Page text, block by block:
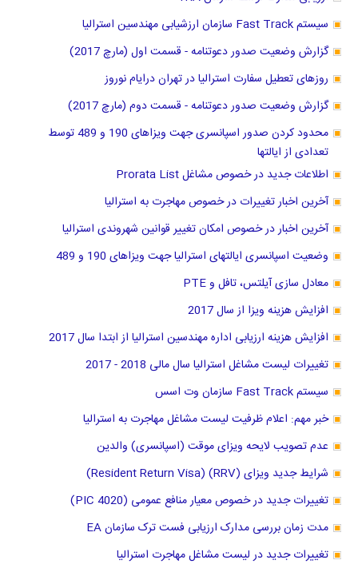
سیستم Fast Track سازمان ارزشیابی مهندسین استرالیا
گزارش وضعیت صدور دعوتنامه - قسمت اول (مارچ 2017)
روزهای تعطیل سفارت استرالیا در تهران درایام نوروز
گزارش وضعیت صدور دعوتنامه - قسمت دوم (مارچ 2017)
محدود کردن صدور اسپانسری جهت ویزاهای 190 و 489 توسط
تعدادی از ایالتها
اطلاعات جدید در خصوص مشاغل Prorata List
آخرین اخبار تغییرات در خصوص مهاجرت به استرالیا
آخرین اخبار در خصوص امکان تغییر قوانین شهروندی استرالیا
وضعیت اسپانسری ایالتهای استرالیا جهت ویزاهای 190 و 489
معادل سازی آیلتس، تافل و PTE
افزایش هزینه ویزا از سال 2017
افزایش هزینه ارزیابی اداره مهندسین استرالیا از ابتدا سال 2017
تغییرات لیست مشاغل استرالیا سال مالی 2018 - 2017
سیستم Fast Track سازمان وت اسس
خبر مهم: اعلام ظرفیت لیست مشاغل مهاجرت به استرالیا
عدم تصویب لایحه ویزای موقت (اسپانسری) والدین
شرایط جدید ویزای (RRV) (Resident Return Visa)
تغییرات جدید در خصوص معیار منافع عمومی (PIC 4020)
مدت زمان بررسی مدارک ارزیابی فست ترک سازمان EA
تغییرات جدید در لیست مشاغل مهاجرت استرالیا